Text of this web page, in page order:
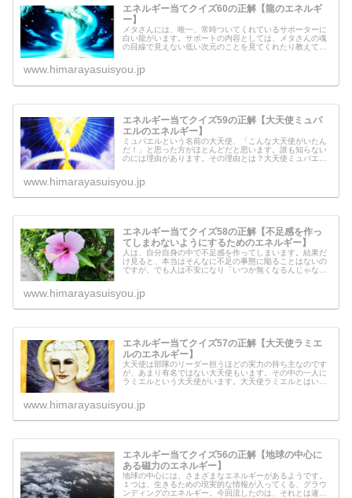
エネルギー当てクイズ60の正解【龍のエネルギ
ー】
メタさんには、唯一、常時ついてくれているサポーターに
白い龍がいます。サポートの内容としては、メタさんの魂
の目線で見えない低い次元のことを見てくれたり教えてく
れます。なぜ龍は、低い次元のこと...
www.himarayasuisyou.jp
エネルギー当てクイズ59の正解【大天使ミュパ
エルのエネルギー】
ミュパエルという名前の大天使、「こんな大天使がいたん
だ！」と思った方がほとんどだと思います。誰も知らない
のには理由があります。その理由とは？大天使ミュパエル
www.himarayasuisyou.jp
エネルギー当てクイズ58の正解【不足感を作っ
てしまわないようにするためのエネルギー】
人は、自分自身の中で不足感を作ってしまいます。結果だ
け見ると、本当はそんなに不足の事態に陥ることはないの
ですが、でも人は不安になり「いつか無くなるんじゃない
www.himarayasuisyou.jp
エネルギー当てクイズ57の正解【大天使ラミエ
ルのエネルギー】
大天使は部隊のリーダー担うほどの実力の持ち主なのです
が、あまり有名ではない大天使もいます。その中の一人に
ラミエルという大天使がいます。大天使ラミエルとはいっ
www.himarayasuisyou.jp
エネルギー当てクイズ56の正解【地球の中心に
ある磁力のエネルギー】
地球の中心には、さまざまなエネルギーがあるようです。
１つは、生きるための現実的な情報が入ってくる、グラウ
ンディングのエネルギー。今回流したのは、それとは違う